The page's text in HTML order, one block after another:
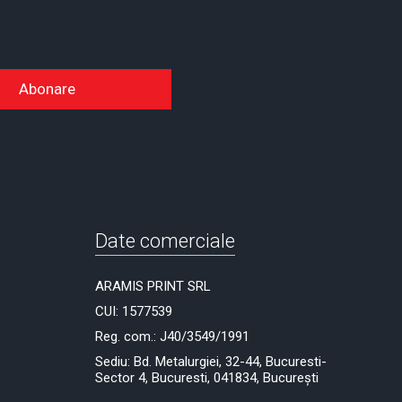
Abonare
Date comerciale
ARAMIS PRINT SRL
CUI: 1577539
Reg. com.: J40/3549/1991
Sediu: Bd. Metalurgiei, 32-44, Bucuresti-
Sector 4, Bucuresti, 041834, București